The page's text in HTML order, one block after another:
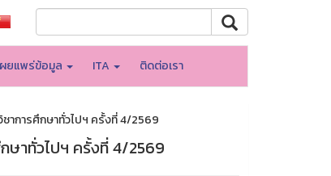
ยแพร่ข้อมูล ITA ติดต่อเรา
าการศึกษาทั่วไปฯ ครั้งที่ 4/2569
ษาทั่วไปฯ ครั้งที่ 4/2569